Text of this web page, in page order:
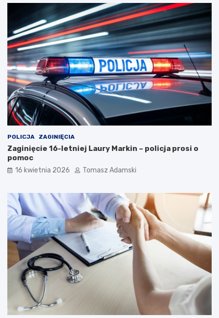
POLICJA ZAGINIĘCIA
Zaginięcie 16-letniej Laury Markin – policja prosi o
pomoc
16 kwietnia 2026 Tomasz Adamski